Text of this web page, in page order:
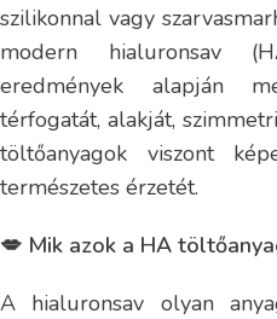
szilikonnal vagy
modern hialuronsav
eredmények alapján
térfogatát, alakját,
töltőanyagok viszont
természetes érzetét.
💋 Mik azok a HA
A hialuronsav olyan